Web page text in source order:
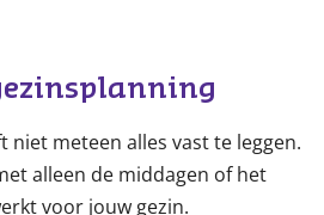
niet meteen alles vast te leggen.
alleen de middagen of het
voor jouw gezin.